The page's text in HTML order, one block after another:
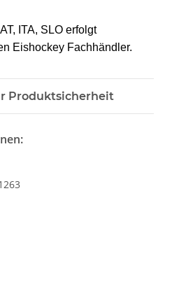
ITA, SLO erfolgt
Eishockey Fachhändler.
Produktsicherheit